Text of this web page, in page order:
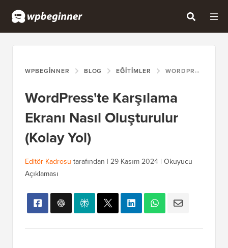
WPBEGINNER BLOG EĞITIMLER WORDPRESS'TE KARŞILAMA EKRANI NASIL OLUŞTURULUR (KOLAY YOL)
WordPress'te Karşılama
Ekranı Nasıl Oluşturulur
(Kolay Yol)
Editör Kadrosu tarafından | 29 Kasım 2024 | Okuyucu
Açıklaması